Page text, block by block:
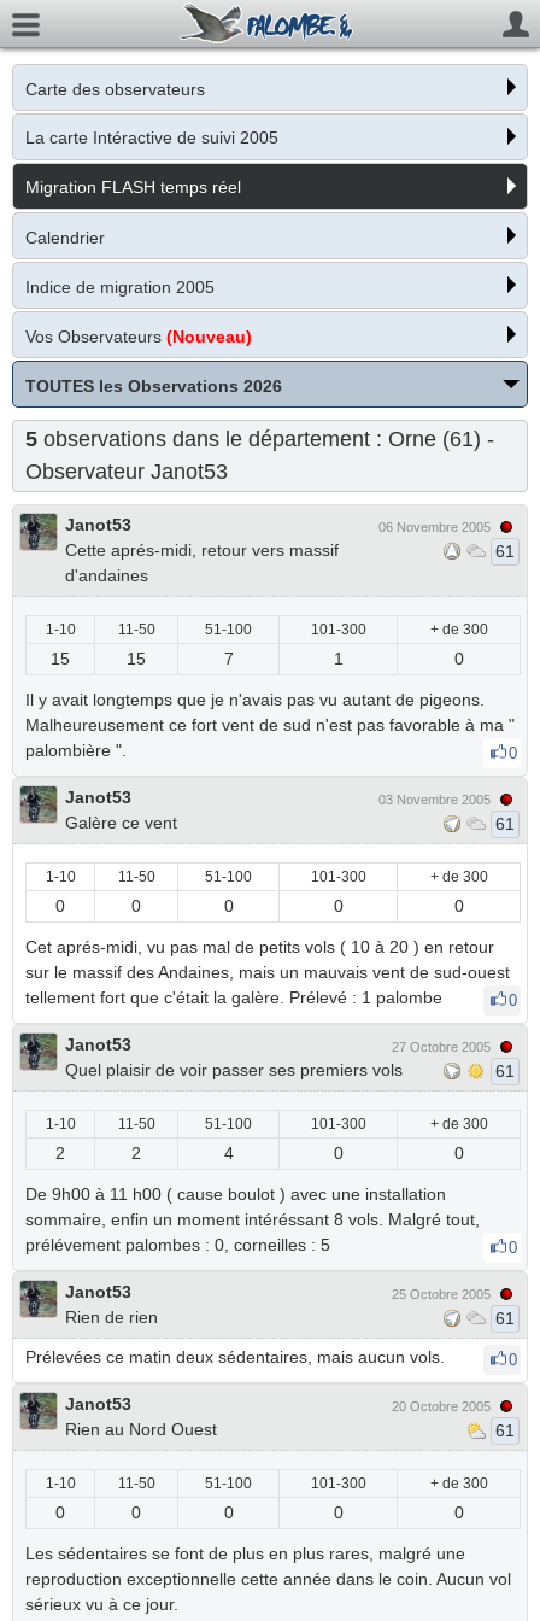
Carte des observateurs
La carte Intéractive de suivi 2005
Migration FLASH temps réel
Calendrier
Indice de migration 2005
Vos Observateurs (Nouveau)
TOUTES les Observations 2026
5 observations dans le département : Orne (61) -
Observateur Janot53
Janot53
Cette aprés-midi, retour vers massif
d'andaines
06 Novembre 2005
61
1-10 11-50 51-100 101-300 + de 300
15 15 7 1 0
Il y avait longtemps que je n'avais pas vu autant de pigeons.
Malheureusement ce fort vent de sud n'est pas favorable à ma "
palombière ".
0
Janot53
Galère ce vent
03 Novembre 2005
61
1-10 11-50 51-100 101-300 + de 300
0 0 0 0 0
Cet aprés-midi, vu pas mal de petits vols ( 10 à 20 ) en retour
sur le massif des Andaines, mais un mauvais vent de sud-ouest
tellement fort que c'était la galère. Prélevé : 1 palombe
0
Janot53
Quel plaisir de voir passer ses premiers vols
27 Octobre 2005
61
1-10 11-50 51-100 101-300 + de 300
2 2 4 0 0
De 9h00 à 11 h00 ( cause boulot ) avec une installation
sommaire, enfin un moment intéréssant 8 vols. Malgré tout,
prélévement palombes : 0, corneilles : 5
0
Janot53
Rien de rien
25 Octobre 2005
61
Prélevées ce matin deux sédentaires, mais aucun vols.
0
Janot53
Rien au Nord Ouest
20 Octobre 2005
61
1-10 11-50 51-100 101-300 + de 300
0 0 0 0 0
Les sédentaires se font de plus en plus rares, malgré une
reproduction exceptionnelle cette année dans le coin. Aucun vol
sérieux vu à ce jour.